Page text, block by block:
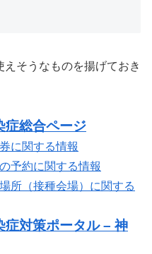
そうなものを揚げておき
症総合ページ
に関する情報
予約に関する情報
所（接種会場）に関する
症対策ポータル – 神